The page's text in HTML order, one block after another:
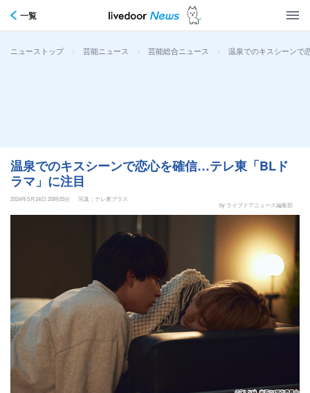
一覧
ニューストップ > 芸能ニュース > 芸能総合ニュース > 温泉でのキスシーンで
温泉でのキスシーンで恋心を確信…テレ東「BLド
ラマ」に注目
2024年5月24日 20時25分
写真：テレ東プラス
by ライブドアニュース編集部